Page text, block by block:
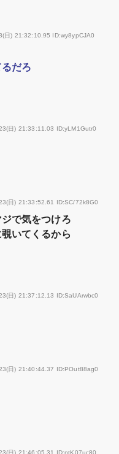
日) 21:32:10.95 ID:wy8ypCJA0
だろ
日) 21:33:11.03 ID:yLM1Gutr0
日) 21:33:52.61 ID:SC/72k8G0
で気をつけろ
いてくるから
日) 21:37:12.13 ID:SaUArwbc0
日) 21:40:44.37 ID:POut88ag0
日) 21:46:05.31 ID:ntK07uc80